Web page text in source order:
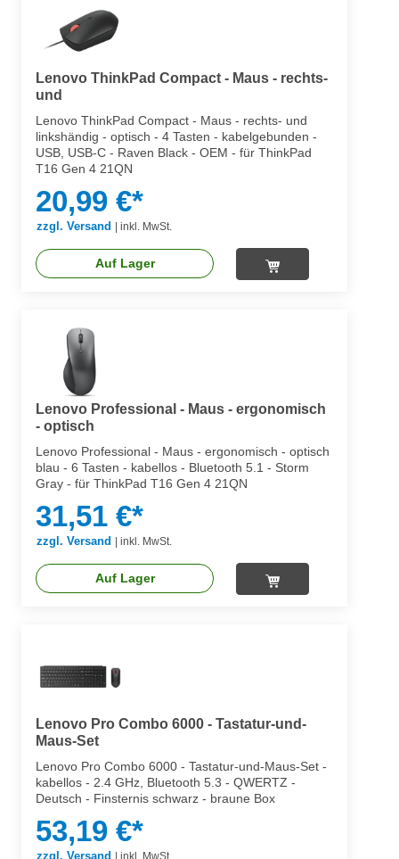
Lenovo ThinkPad Compact - Maus - rechts-
und
Lenovo ThinkPad Compact - Maus - rechts- und
linkshändig - optisch - 4 Tasten - kabelgebunden -
USB, USB-C - Raven Black - OEM - für ThinkPad
T16 Gen 4 21QN
20,99 €*
zzgl. Versand | inkl. MwSt.
Auf Lager
Lenovo Professional - Maus - ergonomisch
- optisch
Lenovo Professional - Maus - ergonomisch - optisch
blau - 6 Tasten - kabellos - Bluetooth 5.1 - Storm
Gray - für ThinkPad T16 Gen 4 21QN
31,51 €*
zzgl. Versand inkl. MwSt.
Auf Lager
Lenovo Pro Combo 6000 - Tastatur-und-
Maus-Set
Lenovo Pro Combo 6000 - Tastatur-und-Maus-Set -
kabellos - 2.4 GHz, Bluetooth 5.3 - QWERTZ -
Deutsch - Finsternis schwarz - braune Box
53,19 €*
zzgl. Versand